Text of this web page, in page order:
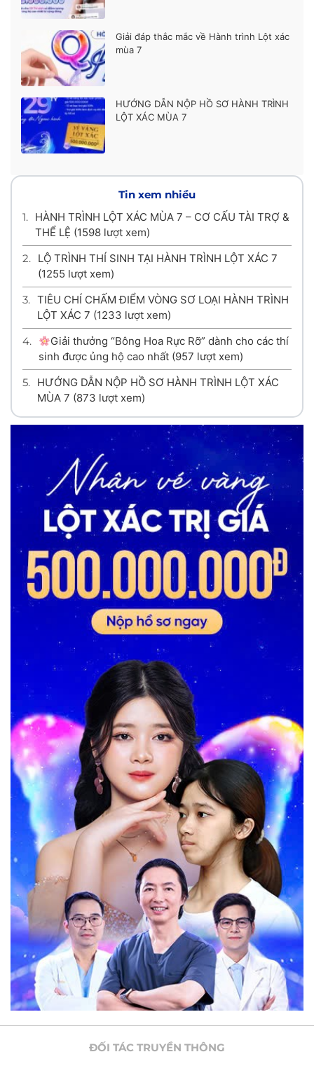
Giải đáp thắc mắc về Hành trình Lột xác
mùa 7
HƯỚNG DẪN NỘP HỒ SƠ HÀNH TRÌNH
LỘT XÁC MÙA 7
Tin xem nhiều
1. HÀNH TRÌNH LỘT XÁC MÙA 7 – CƠ CẤU TÀI TRỢ &
THỂ LỆ (1598 lượt xem)
2.
LỘ TRÌNH THÍ SINH TẠI HÀNH TRÌNH LỘT XÁC 7
(1255 lượt xem)
3. TIÊU CHÍ CHẤM ĐIỂM VÒNG SƠ LOẠI HÀNH TRÌNH
LỘT XÁC 7 (1233 lượt xem)
4.
Giải thưởng “Bông Hoa Rực Rỡ” dành cho các thí
sinh được ủng hộ cao nhất (957 lượt xem)
5. HƯỚNG DẪN NỘP HỒ SƠ HÀNH TRÌNH LỘT XÁC
MÙA 7 (873 lượt xem)
ĐỐI TÁC TRUYỀN THÔNG